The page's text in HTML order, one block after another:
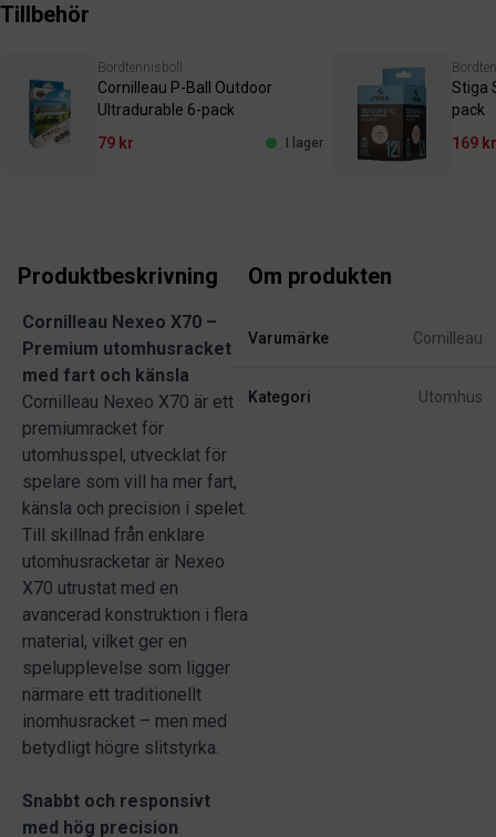
Tillbehör
Bordtennisboll
Cornilleau P-Ball Outdoor
Ultradurable 6-pack
79 kr
I lager
Stiga
pack
169
Produktbeskrivning
Cornilleau Nexeo X70 –
Premium utomhusracket
med fart och känsla
Cornilleau Nexeo X70 är ett
premiumracket för
utomhusspel, utvecklat för
spelare som vill ha mer fart,
känsla och precision i spelet.
Till skillnad från enklare
utomhusracketar är Nexeo
X70 utrustat med en
avancerad konstruktion i flera
material, vilket ger en
spelupplevelse som ligger
närmare ett traditionellt
inomhusracket – men med
betydligt högre slitstyrka.
Snabbt och responsivt
med hög precision
Om produkten
Varumärke Cornilleau
Kategori Utomhus